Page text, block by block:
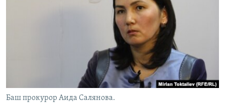
ЭЕ/АРнун бардык сайттары
Баш прокурор Аида Салянова.